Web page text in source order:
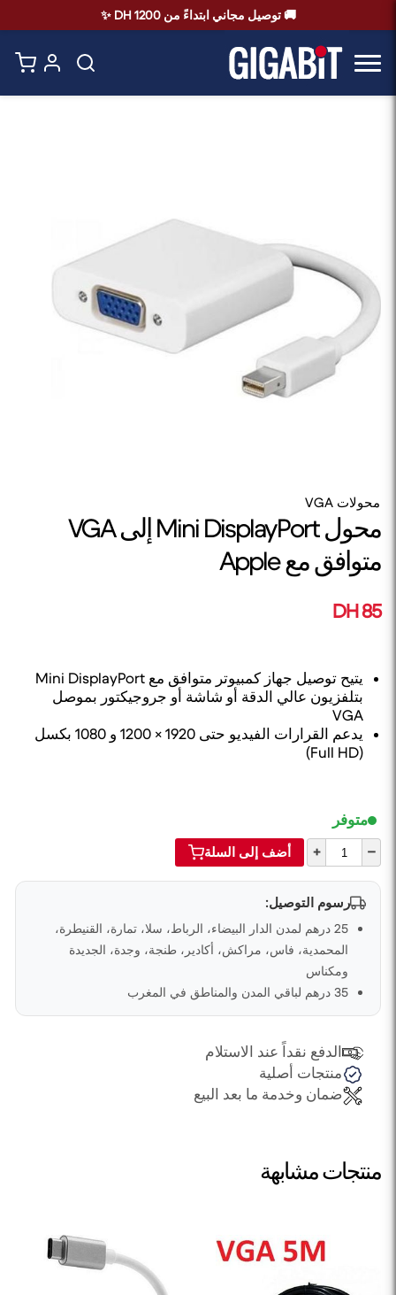
🚚 توصيل مجاني ابتداءً من 1200 DH ✨
محولات VGA
محول Mini DisplayPort إلى VGA
متوافق مع Apple
85 DH
يتيح توصيل جهاز كمبيوتر متوافق مع Mini DisplayPort
بتلفزيون عالي الدقة أو شاشة أو جروجيكتور بموصل
VGA
يدعم القرارات الفيديو حتى 1920 × 1200 و 1080 بكسل
(Full HD)
متوفر
–
+ أضف إلى السلة
رسوم التوصيل:
25 درهم لمدن الدار البيضاء، الرباط، سلا، تمارة، القنيطرة،
المحمدية، فاس، مراكش، أكادير، طنجة، وجدة، الجديدة
ومكناس
35 درهم لباقي المدن والمناطق في المغرب
الدفع نقداً عند الاستلام
منتجات أصلية
ضمان وخدمة ما بعد البيع
منتجات مشابهة